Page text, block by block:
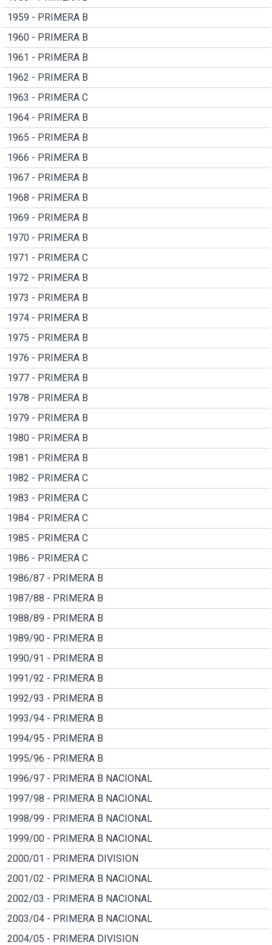
1959 - PRIMERA B
1960 - PRIMERA B
1961 - PRIMERA B
1962 - PRIMERA B
1963 - PRIMERA C
1964 - PRIMERA B
1965 - PRIMERA B
1966 - PRIMERA B
1967 - PRIMERA B
1968 - PRIMERA B
1969 - PRIMERA B
1970 - PRIMERA B
1971 - PRIMERA C
1972 - PRIMERA B
1973 - PRIMERA B
1974 - PRIMERA B
1975 - PRIMERA B
1976 - PRIMERA B
1977 - PRIMERA B
1978 - PRIMERA B
1979 - PRIMERA B
1980 - PRIMERA B
1981 - PRIMERA B
1982 - PRIMERA C
1983 - PRIMERA C
1984 - PRIMERA C
1985 - PRIMERA C
1986 - PRIMERA C
1986/87 - PRIMERA B
1987/88 - PRIMERA B
1988/89 - PRIMERA B
1989/90 - PRIMERA B
1990/91 - PRIMERA B
1991/92 - PRIMERA B
1992/93 - PRIMERA B
1993/94 - PRIMERA B
1994/95 - PRIMERA B
1995/96 - PRIMERA B
1996/97 - PRIMERA B NACIONAL
1997/98 - PRIMERA B NACIONAL
1998/99 - PRIMERA B NACIONAL
1999/00 - PRIMERA B NACIONAL
2000/01 - PRIMERA DIVISION
2001/02 - PRIMERA B NACIONAL
2002/03 - PRIMERA B NACIONAL
2003/04 - PRIMERA B NACIONAL
2004/05 - PRIMERA DIVISION